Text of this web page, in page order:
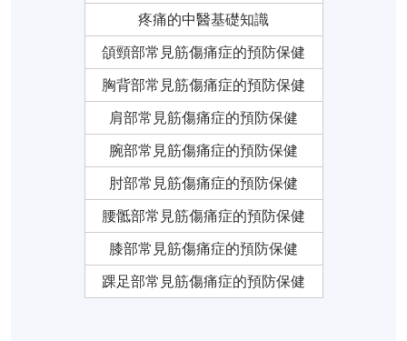
疼痛的中醫基礎知識
頜頸部常見筋傷痛症的預防保健
胸背部常見筋傷痛症的預防保健
肩部常見筋傷痛症的預防保健
腕部常見筋傷痛症的預防保健
肘部常見筋傷痛症的預防保健
腰骶部常見筋傷痛症的預防保健
膝部常見筋傷痛症的預防保健
踝足部常見筋傷痛症的預防保健